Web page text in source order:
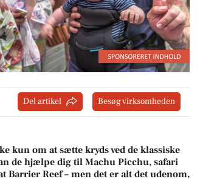
Del artikel Besøg virksomheden
kun om at sætte kryds ved de klassiske
de hjælpe dig til Machu Picchu, safari
Barrier Reef – men det er alt det udenom,